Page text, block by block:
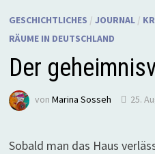
GESCHICHTLICHES / JOURNAL/
RÄUME IN DEUTSCHLAND
Der
von Marina Sosseh 25.
Sobald man das Haus